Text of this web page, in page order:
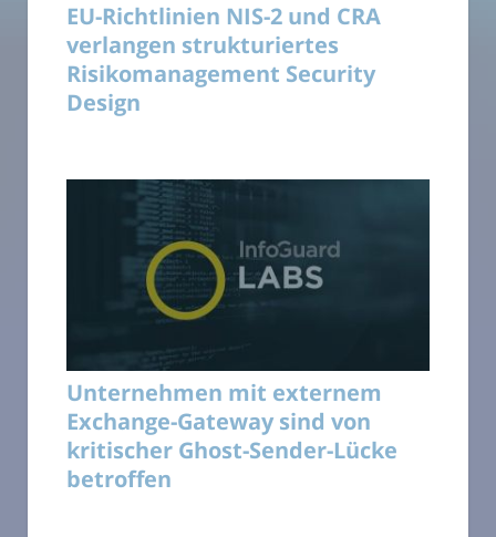
EU-Richtlinien NIS-2 und CRA
verlangen strukturiertes
Risikomanagement Security
Design
Unternehmen mit externem
Exchange-Gateway sind von
kritischer Ghost-Sender-Lücke
betroffen